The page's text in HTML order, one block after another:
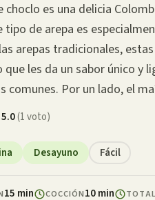
choclo es una delicia
tipo de arepa es
arepas tradicionales,
que les da un sabor único y
comunes. Por un lado, el
5.0(1voto)
Desayuno Fácil
15 min COCCIÓN10 min TOTAL